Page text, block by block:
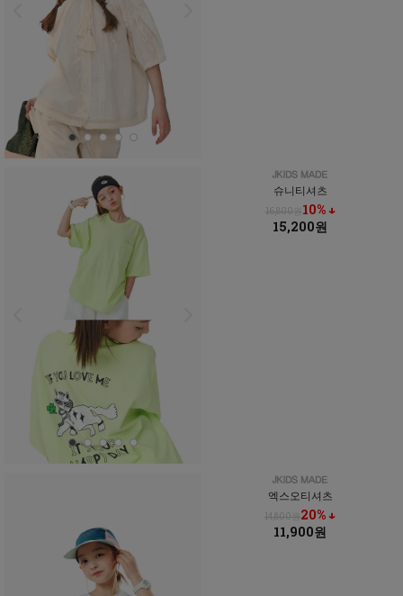
슈니티셔츠
16,800원 10% ↓
15,200원
엑스오티셔츠
14,800원20% ↓
11,900원